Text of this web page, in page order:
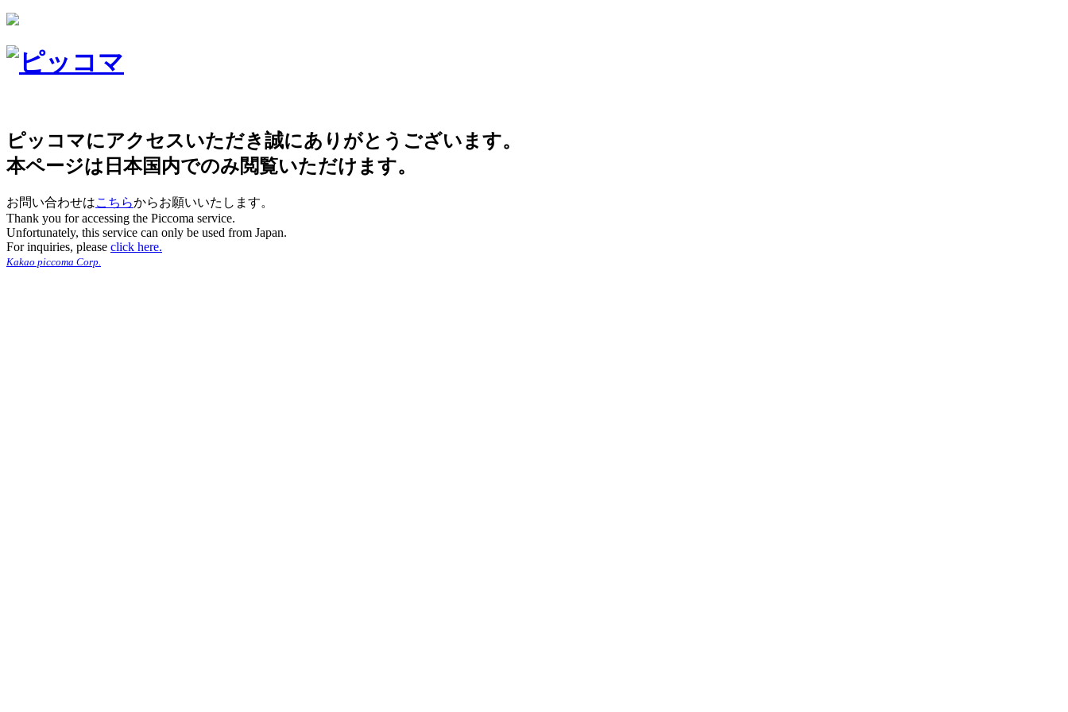
ピッコマにアクセスいただき誠にありがとうございます。
本ページは日本国内でのみ閲覧いただけます。
お問い合わせはこちらからお願いいたします。
Thank you for accessing the Piccoma service.
Unfortunately, this service can only be used from Japan.
For inquiries, please click here.
Kakao piccoma Corp.